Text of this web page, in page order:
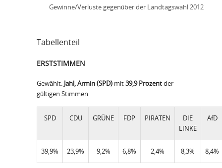
Gewinne/Verluste gegenüber der Landtagswahl 2012
Tabellenteil
ERSTSTIMMEN
Gewählt: Jahl, Armin (SPD) mit39,9 Prozentder
gültigen Stimmen
SPD CDU GRÜNE FDP PIRATEN
DIE
LINKE
AfD
39,9% 23,9% 9,2% 6,8% 2,4% 8,3% 8,4%